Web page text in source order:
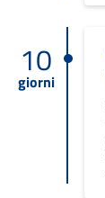
10
giorni